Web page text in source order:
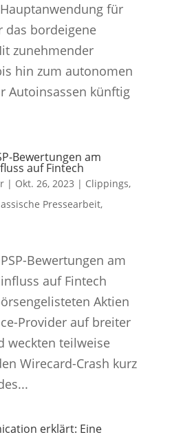
für
das bordeigene
zunehmender
hin zum autonomen
Autoinsassen künftig
Bewertungen am
auf Fintech
| Okt. 26, 2023 | Clippings,
Pressearbeit,
Bewertungen am
auf Fintech
Aktien
Provider auf breiter
weckten teilweise
Wirecard-Crash kurz
erklärt: Eine